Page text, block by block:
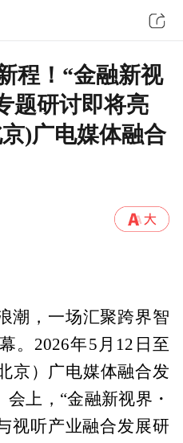
程！“金融新视
题研讨即将亮
)广电媒体融合
潮，一场汇聚跨界智
。2026年5月12日至
京）广电媒体融合发
上，“金融新视界・
听产业融合发展研